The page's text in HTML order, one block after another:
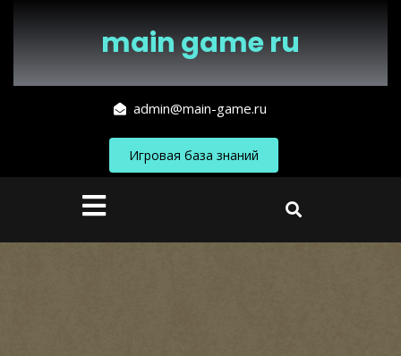
main game ru
admin@main-game.ru
Игровая база знаний
Кнопка
Открыть